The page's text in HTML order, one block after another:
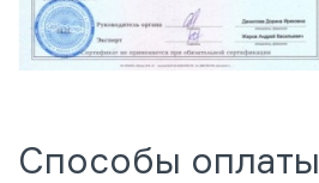
Способы оплаты